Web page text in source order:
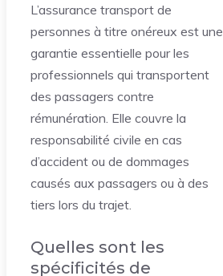
L’assurance transport de
personnes à titre onéreux est une
garantie essentielle pour les
professionnels qui transportent
des passagers contre
rémunération. Elle couvre la
responsabilité civile en cas
d’accident ou de dommages
causés aux passagers ou à des
tiers lors du trajet.
Quelles sont les
spécificités de